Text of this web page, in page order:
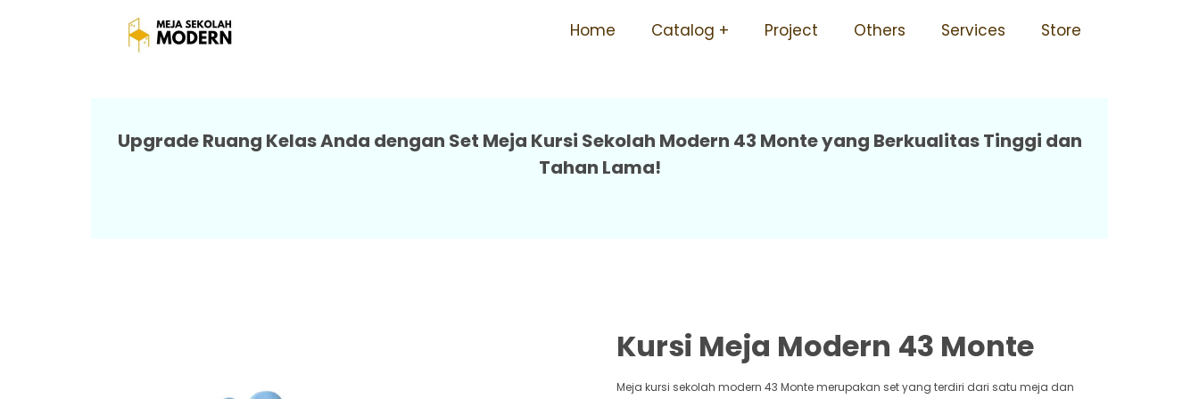
Home Catalog Project Others Services Store
Jual Meja Kursi Sekolah Mudah Perawatan Tidak Rusak 43 Monte
Upgrade Ruang Kelas Anda dengan Set Meja Kursi Sekolah Modern 43 Monte yang Berkualitas Tinggi dan
Tahan Lama!
Kursi Meja Modern 43 Monte
Meja kursi sekolah modern 43 Monte merupakan set yang terdiri dari satu meja dan